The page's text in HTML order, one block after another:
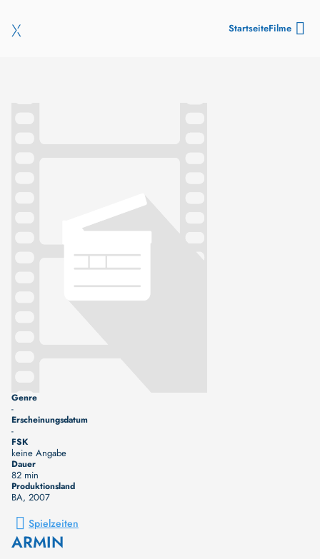
StartseiteFilme
Genre
-
Erscheinungsdatum
-
FSK
keine Angabe
Dauer
82 min
Produktionsland
BA, 2007
Spielzeiten
ARMIN